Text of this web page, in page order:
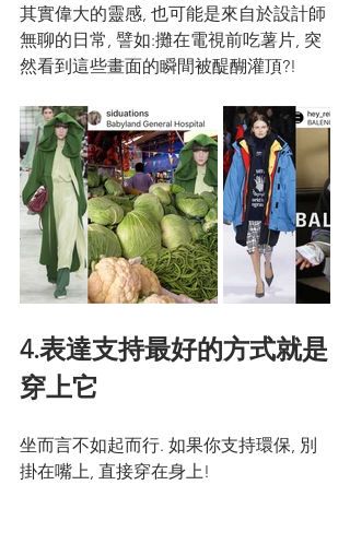
其實偉大的靈感, 也可能是來自於設計師
無聊的日常, 譬如:攤在電視前吃薯片, 突
然看到這些畫面的瞬間被醍醐灌頂?!
4.表達支持最好的方式就是
穿上它
坐而言不如起而行. 如果你支持環保, 別
掛在嘴上, 直接穿在身上!